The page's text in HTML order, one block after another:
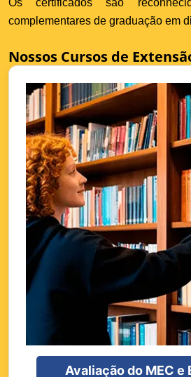
Os certificados são
complementares de graduação em
Nossos Cursos de
Avaliação do MEC e